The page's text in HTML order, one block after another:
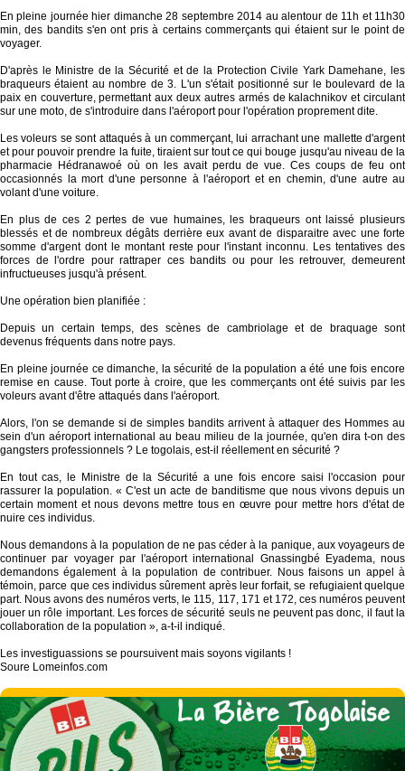
En pleine journée hier dimanche 28 septembre 2014 au alentour de 11h et 11h30
min, des bandits s'en ont pris à certains commerçants qui étaient sur le point de
voyager.
D'après le Ministre de la Sécurité et de la Protection Civile Yark Damehane, les
braqueurs étaient au nombre de 3. L'un s'était positionné sur le boulevard de la
paix en couverture, permettant aux deux autres armés de kalachnikov et circulant
sur une moto, de s'introduire dans l'aéroport pour l'opération proprement dite.
Les voleurs se sont attaqués à un commerçant, lui arrachant une mallette d'argent
et pour pouvoir prendre la fuite, tiraient sur tout ce qui bouge jusqu'au niveau de la
pharmacie Hédranawoé où on les avait perdu de vue. Ces coups de feu ont
occasionnés la mort d'une personne à l'aéroport et en chemin, d'une autre au
volant d'une voiture.
En plus de ces 2 pertes de vue humaines, les braqueurs ont laissé plusieurs
blessés et de nombreux dégâts derrière eux avant de disparaitre avec une forte
somme d'argent dont le montant reste pour l'instant inconnu. Les tentatives des
forces de l'ordre pour rattraper ces bandits ou pour les retrouver, demeurent
infructueuses jusqu'à présent.
Une opération bien planifiée :
Depuis un certain temps, des scènes de cambriolage et de braquage sont
devenus fréquents dans notre pays.
En pleine journée ce dimanche, la sécurité de la population a été une fois encore
remise en cause. Tout porte à croire, que les commerçants ont été suivis par les
voleurs avant d'être attaqués dans l'aéroport.
Alors, l'on se demande si de simples bandits arrivent à attaquer des Hommes au
sein d'un aéroport international au beau milieu de la journée, qu'en dira t-on des
gangsters professionnels ? Le togolais, est-il réellement en sécurité ?
En tout cas, le Ministre de la Sécurité a une fois encore saisi l'occasion pour
rassurer la population. « C'est un acte de banditisme que nous vivons depuis un
certain moment et nous devons mettre tous en œuvre pour mettre hors d'état de
nuire ces individus.
Nous demandons à la population de ne pas céder à la panique, aux voyageurs de
continuer par voyager par l'aéroport international Gnassingbé Eyadema, nous
demandons également à la population de contribuer. Nous faisons un appel à
témoin, parce que ces individus sûrement après leur forfait, se refugiaient quelque
part. Nous avons des numéros verts, le 115, 117, 171 et 172, ces numéros peuvent
jouer un rôle important. Les forces de sécurité seuls ne peuvent pas donc, il faut la
collaboration de la population », a-t-il indiqué.
Les investiguassions se poursuivent mais soyons vigilants !
Soure Lomeinfos.com